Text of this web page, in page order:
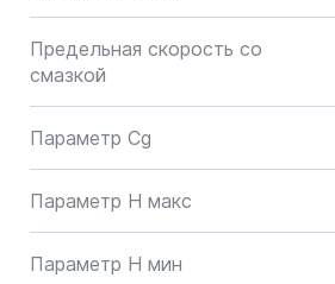
Предельная скорость со
смазкой
Параметр Cg
Параметр H макс
Параметр H мин